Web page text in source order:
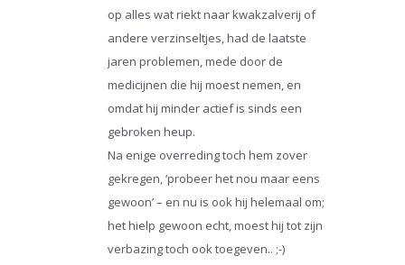
op alles wat riekt naar kwakzalverij of
andere verzinseltjes, had de laatste
jaren problemen, mede door de
medicijnen die hij moest nemen, en
omdat hij minder actief is sinds een
gebroken heup.
Na enige overreding toch hem zover
gekregen, ‘probeer het nou maar eens
gewoon’ – en nu is ook hij helemaal om;
het hielp gewoon echt, moest hij tot zijn
verbazing toch ook toegeven.. ;-)